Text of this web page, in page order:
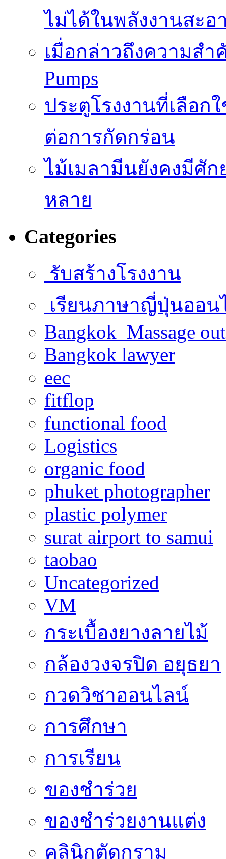
ไม่ได้ในพลังงานสะอ
เมื่อกล่าวถึงความสำ
Pumps
ประตูโรงงานที่เลือ
ต่อการกัดกร่อน
ไม้เมลามีนยังคงมีศั
หลาย
Categories
รับสร้างโรงงาน
เรียนภาษาญี่ปุ่นออน
Bangkok Massage
Bangkok lawyer
eec
fitflop
functional food
Logistics
organic food
phuket photographer
plastic polymer
surat airport to samui
taobao
Uncategorized
VM
กระเบื้องยางลายไม้
กล้องวงจรปิด อยุธยา
กวดวิชาออนไลน์
การศึกษา
การเรียน
ของชำร่วย
ของชำร่วยงานแต่ง
คลินิกตัดกราม